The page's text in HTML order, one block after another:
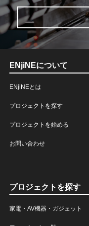
ENjiNEについて
ENjiNEとは
プロジェクトを探す
プロジェクトを始める
お問い合わせ
プロジェクトを探す
家電・AV機器・ガジェット